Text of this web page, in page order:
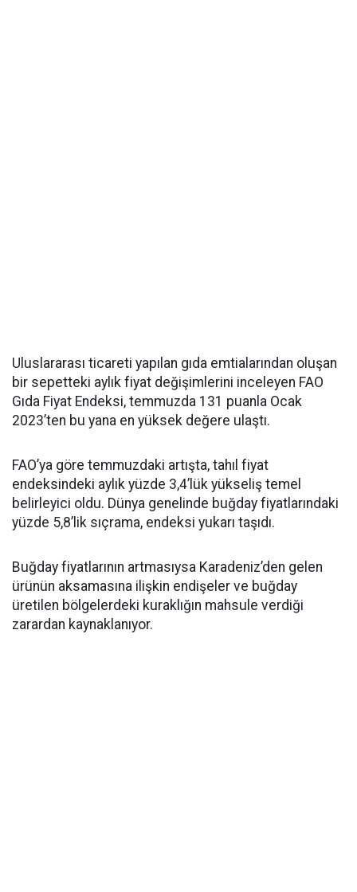
Uluslararası ticareti yapılan gıda emtialarından oluşan
bir sepetteki aylık fiyat değişimlerini inceleyen FAO
Gıda Fiyat Endeksi, temmuzda 131 puanla Ocak
2023’ten bu yana en yüksek değere ulaştı.
FAO’ya göre temmuzdaki artışta, tahıl fiyat
endeksindeki aylık yüzde 3,4’lük yükseliş temel
belirleyici oldu. Dünya genelinde buğday fiyatlarındaki
yüzde 5,8’lik sıçrama, endeksi yukarı taşıdı.
Buğday fiyatlarının artmasıysa Karadeniz’den gelen
ürünün aksamasına ilişkin endişeler ve buğday
üretilen bölgelerdeki kuraklığın mahsule verdiği
zarardan kaynaklanıyor.